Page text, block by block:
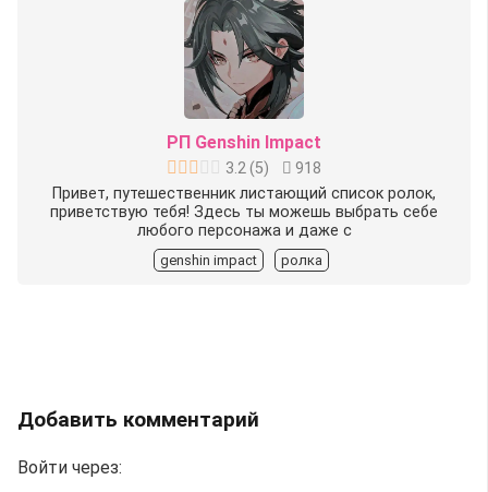
РП Genshin Impact
3.2(5)
918
Привет, путешественник листающий список ролок,
приветствую тебя! Здесь ты можешь выбрать себе
любого персонажа и даже с
genshin impact ролка
Добавить комментарий
Войти через: